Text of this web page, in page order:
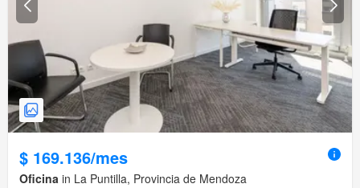
$ 169.136/mes
Oficina in La Puntilla, Provincia de Mendoza